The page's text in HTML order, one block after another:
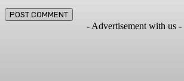
- Advertisement with us -